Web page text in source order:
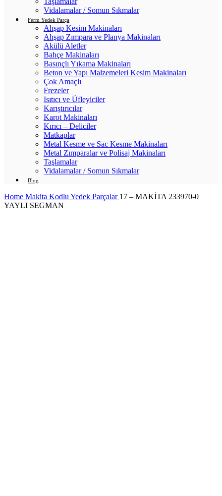
Vidalamalar / Somun Sıkmalar
Ferm Yedek Parça
Ahşap Kesim Makinaları
Ahşap Zımpara ve Planya Makinaları
Akülü Aletler
Bahçe Makinaları
Basınçlı Yıkama Makinaları
Beton ve Yapı Malzemeleri Kesim Makinaları
Çok Amaçlı
Frezeler
Isıtıcı ve Üfleyiciler
Karıştırıcılar
Karot Makinaları
Kırıcı – Deliciler
Matkaplar
Metal Kesme ve Sac Kesme Makinaları
Metal Zımparalar ve Polisaj Makinaları
Taşlamalar
Vidalamalar / Somun Sıkmalar
Blog
Home Makita Kodlu Yedek Parçalar 17 – MAKİTA 233970-0
YAYLI SEGMAN